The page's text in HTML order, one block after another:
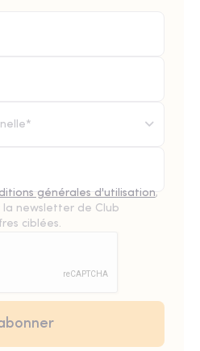
générales d'utilisation,
newsletter de Club
ciblées.